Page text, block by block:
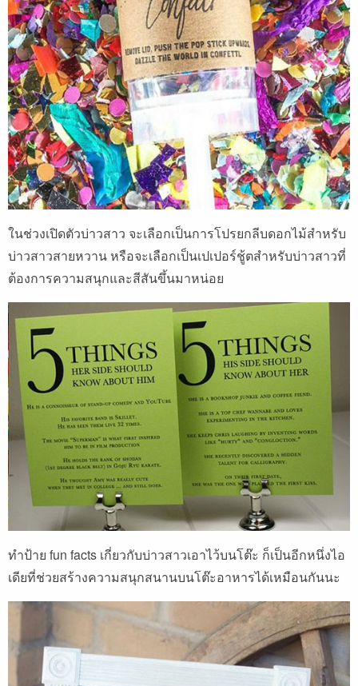
ในช่วงเปิดตัวบ่าวสาว จะเลือกเป็นการโปรยกลีบดอกไม้สำหรับ
บ่าวสาวสายหวาน หรือจะเลือกเป็นเปเปอร์ชู้ตสำหรับบ่าวสาวที่
ต้องการความสนุกและสีสันขึ้นมาหน่อย
ทำป้าย fun facts เกี่ยวกับบ่าวสาวเอาไว้บนโต๊ะ ก็เป็นอีกหนึ่งไอ
เดียที่ช่วยสร้างความสนุกสนานบนโต๊ะอาหารได้เหมือนกันนะ